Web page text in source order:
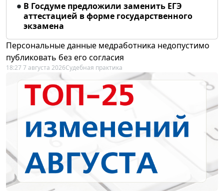
В Госдуме предложили заменить ЕГЭ
аттестацией в форме государственного
экзамена
Персональные данные медработника недопустимо
публиковать без его согласия
18:27 7 августа 2026Судебная практика